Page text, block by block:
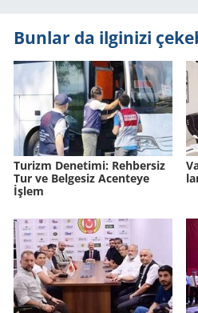
Bunlar da ilginizi
Tu­rizm De­ne­ti­mi: Reh­ber­siz
Tur ve Bel­ge­siz Acen­te­ye
İşlem